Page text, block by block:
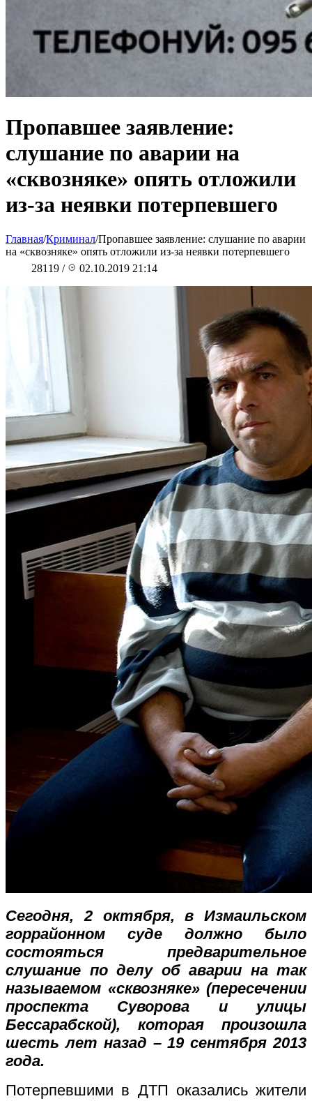
Пропавшее заявление:
слушание по аварии на
«сквозняке» опять отложили
из-за неявки потерпевшего
Главная/Криминал/Пропавшее заявление: слушание по аварии
на «сквозняке» опять отложили из-за неявки потерпевшего
28119 / 02.10.2019 21:14
Сегодня, 2 октября, в Измаильском
горрайонном суде должно было
состояться предварительное
слушание по делу об аварии на так
называемом «сквозняке» (пересечении
проспекта Суворова и улицы
Бессарабской), которая произошла
шесть лет назад – 19 сентября 2013
года.
Потерпевшими в ДТП оказались жители